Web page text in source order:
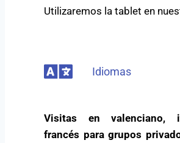
Utilizaremos la tablet en
Idiomas
Visitas en valenciano,
francés para grupos